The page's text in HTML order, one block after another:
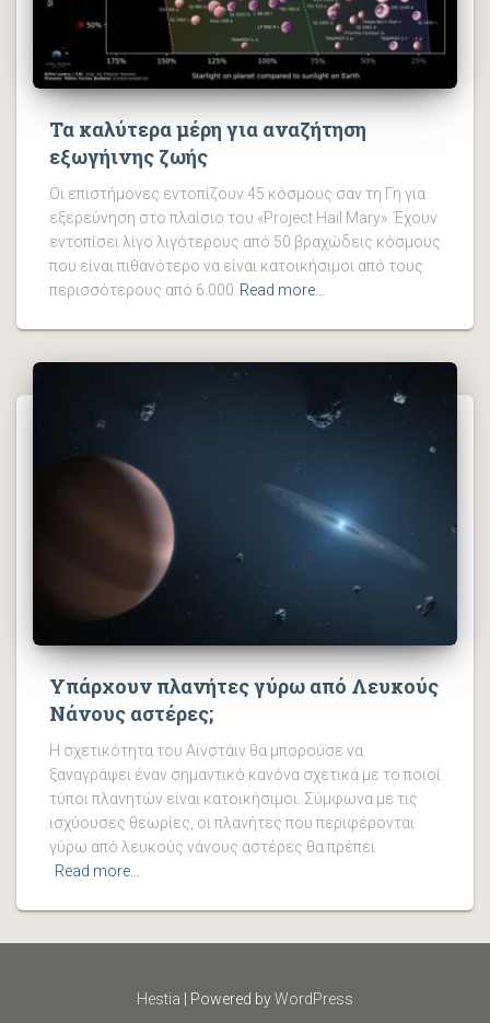
Τα καλύτερα μέρη για αναζήτηση
εξωγήινης ζωής
Οι επιστήμονες εντοπίζουν 45 κόσμους σαν τη Γη για
εξερεύνηση στο πλαίσιο του «Project Hail Mary». Έχουν
εντοπίσει λίγο λιγότερους από 50 βραχώδεις κόσμους
που είναι πιθανότερο να είναι κατοικήσιμοι από τους
περισσότερους από 6.000 Read more…
Υπάρχουν πλανήτες γύρω από Λευκούς
Νάνους αστέρες;
Η σχετικότητα του Αϊνστάιν θα μπορούσε να
ξαναγράψει έναν σημαντικό κανόνα σχετικά με το ποιοί
τύποι πλανητών είναι κατοικήσιμοι. Σύμφωνα με τις
ισχύουσες θεωρίες, οι πλανήτες που περιφέρονται
γύρω από λευκούς νάνους αστέρες θα πρέπει
Read more…
Hestia | Powered byWordPress